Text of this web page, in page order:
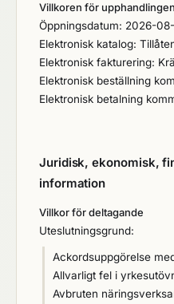
Villkoren för upphandlingen
Öppningsdatum: 2026-
Elektronisk katalog:
Elektronisk fakturering:
Elektronisk beställning
Elektronisk betalning
Juridisk, ekonomisk,
information
Villkor för deltagande
Uteslutningsgrund:
Ackordsuppgörelse
Allvarligt fel i
Avbruten